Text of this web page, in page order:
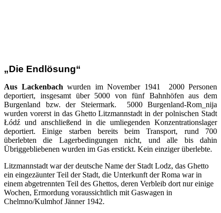
„Die Endlösung“
Aus Lackenbach wurden im November 1941 2000 Personen
deportiert, insgesamt über 5000 von fünf Bahnhöfen aus dem
Burgenland bzw. der Steiermark. 5000 Burgenland-Rom_nija
wurden vorerst in das Ghetto Litzmannstadt in der polnischen Stadt
Łódź und anschließend in die umliegenden Konzentrationslager
deportiert. Einige starben bereits beim Transport, rund 700
überlebten die Lagerbedingungen nicht, und alle bis dahin
Übriggebliebenen wurden im Gas erstickt. Kein einziger überlebte.
Litzmannstadt war der deutsche Name der Stadt Lodz, das Ghetto
ein eingezäunter Teil der Stadt, die Unterkunft der Roma war in
einem abgetrennten Teil des Ghettos, deren Verbleib dort nur einige
Wochen, Ermordung voraussichtlich mit Gaswagen in
Chelmno/Kulmhof Jänner 1942.